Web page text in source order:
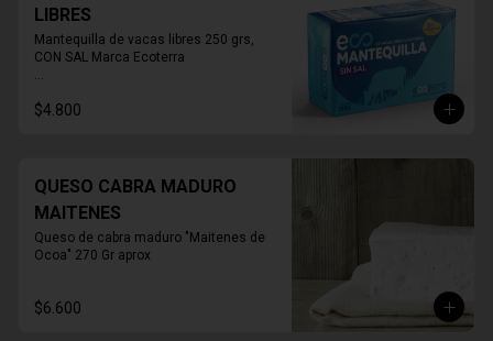
LIBRES
Mantequilla de vacas libres 250 grs,
CON SAL Marca Ecoterra
$4.800
QUESO CABRA MADURO
MAITENES
Queso de cabra maduro "Maitenes de
Ocoa" 270 Gr aprox
$6.600